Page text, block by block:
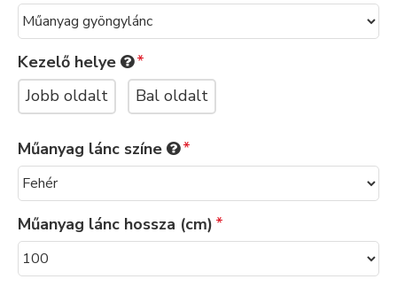
Kezelő helye
Jobb oldalt
Bal oldalt
Műanyag lánc színe
Műanyag lánc hossza (cm)